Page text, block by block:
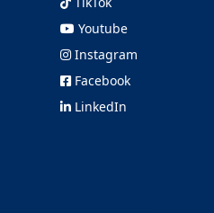
Youtube
Instagram
Facebook
LinkedIn